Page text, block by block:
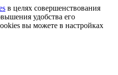
в целях совершенствования
удобства его
вы можете в настройках